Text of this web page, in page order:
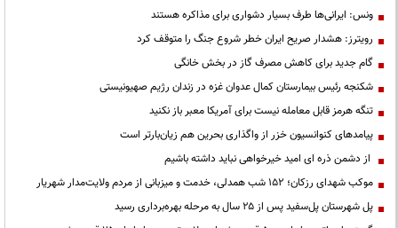
ونس: ایرانی‌ها طرف بسیار دشواری برای مذاکره هستند
رویترز: هشدار صریح ایران خطر شروع جنگ را متوقف کرد
گام جدید برای کاهش مصرف گاز در بخش خانگی
شکنجه رئیس بیمارستان کمال عدوان غزه در زندان رژیم صهیونیستی
تنگه هرمز قابل معامله نیست برای آمریکا معبر باز نکنید
پیامدهای کنوانسیون خزر از واگذاری بحرین هم زیان‌بارتر است
از دشمن ذره ای امید خیرخواهی نباید داشته باشیم
موکب شهدای رزکان؛ ۱۵۲ شب همدلی، خدمت و میزبانی از مردم ولایت‌مدار شهریار
پل شهرستان پل‌سفید پس از ۲۵ سال به مرحله بهره‌برداری رسید